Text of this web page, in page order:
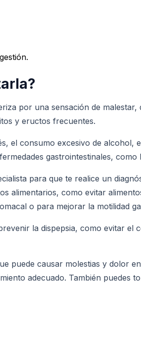
por una sensación de
y eructos frecuentes.
el consumo excesivo de
gastrointestinales,
para que te realice un
alimentarios, como evitar
o para mejorar la motilidad
la dispepsia, como evitar
puede causar molestias y dolor
adecuado. También puedes